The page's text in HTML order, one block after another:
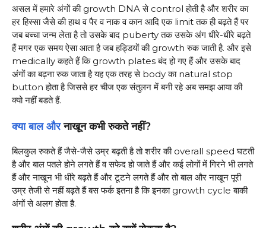
असल में हमारे अंगों की growth DNA से control होती है और शरीर का
हर हिस्सा जैसे की हाथ व पैर व नाक व कान आदि एक limit तक ही बढ़ते हैं पर
जब बच्चा जन्म लेता है तो उसके बाद puberty तक उसके अंग धीरे-धीरे बढ़ते
हैं मगर एक समय ऐसा आता है जब हड्डियों की growth रुक जाती है. और इसे
medically कहते हैं कि growth plates बंद हो गए हैं और उसके बाद
अंगों का बढ़ना रुक जाता है यह एक तरह से body का natural stop
button होता है जिससे हर चीज एक संतुलन में बनी रहे अब समझ आया की
क्यो नहीं बडते हैं.
क्या बाल औरनाखून कभी रुकते नहीं?
बिलकुल रुकते हैं जैसे-जैसे उम्र बढ़ती है तो शरीर की overall speed घटती
है और बाल पतले होने लगते हैं व सफेद हो जाते हैं और कई लोगों में गिरने भी लगते
हैं और नाखून भी धीरे बढ़ते हैं और टूटने लगते हैं और तो बाल और नाखून पूरी
उम्र तेजी से नहीं बढ़ते हैं बस फर्क इतना है कि इनका growth cycle बाकी
अंगों से अलग होता है.